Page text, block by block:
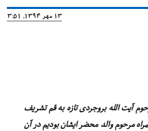
13 مهر 1394, 13:51
آیت الله بروجردى تازه به قم تشریف
مرحوم والد محضر ایشان بودیم در آن